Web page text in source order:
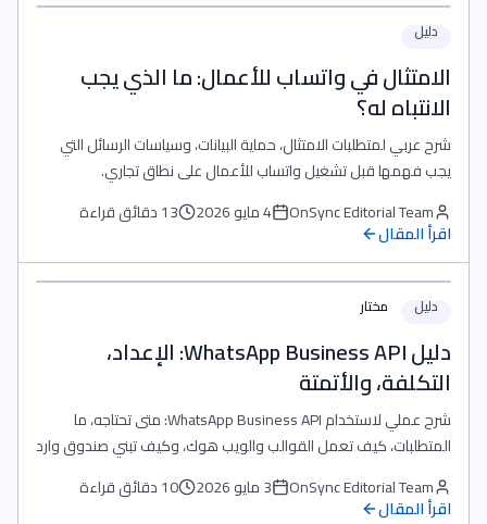
دليل
الامتثال في واتساب للأعمال: ما الذي يجب
الانتباه له؟
شرح عربي لمتطلبات الامتثال، حماية البيانات، وسياسات الرسائل التي
يجب فهمها قبل تشغيل واتساب للأعمال على نطاق تجاري.
OnSync Editorial Team
4 مايو 2026 13 دقائق قراءة
اقرأ المقال
دليل مختار
دليل WhatsApp Business API: الإعداد،
التكلفة، والأتمتة
شرح عملي لاستخدام WhatsApp Business API: متى تحتاجه، ما
المتطلبات، كيف تعمل القوالب والويب هوك، وكيف تبني صندوق وارد
موحدا مع الأتمتة والذكاء الاصطناعي.
OnSync Editorial Team 3 مايو 2026 10 دقائق قراءة
اقرأ المقال